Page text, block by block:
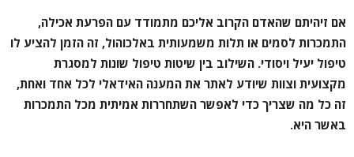
אם זיהיתם שהאדם הקרוב אליכם מתמודד עם הפרעת אכילה,
התמכרות לסמים או תלות משמעותית באלכוהול, זה הזמן להציע לו
טיפול יעיל ויסודי. השילוב בין שיטות טיפול שונות למסגרת
מקצועית וצוות שיודע לאתר את המענה האידאלי לכל אחד ואחת,
זה כל מה שצריך כדי לאפשר השתחררות אמיתית מכל התמכרות
באשר היא.